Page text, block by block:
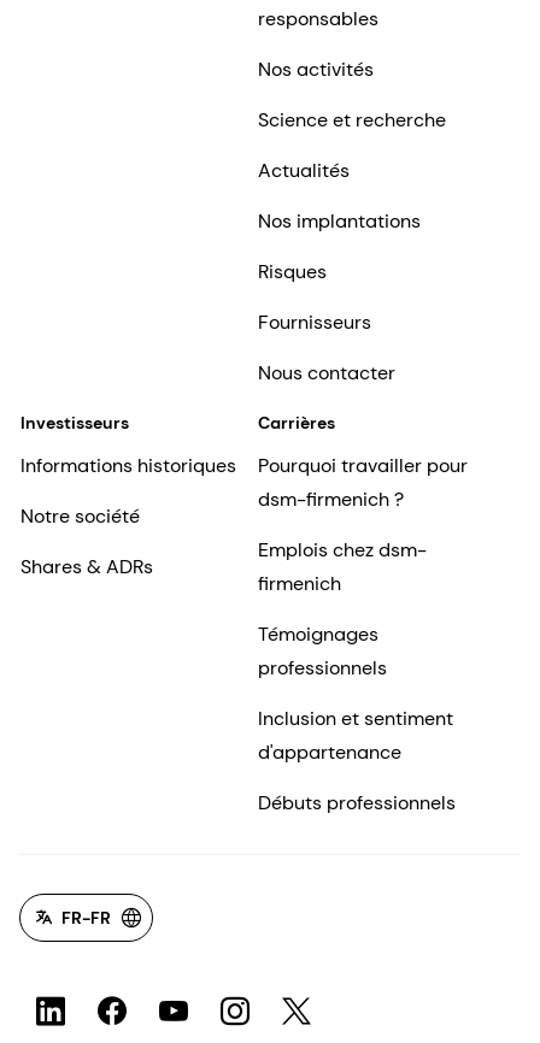
responsables
Nos activités
Science et recherche
Actualités
Nos implantations
Risques
Fournisseurs
Nous contacter
Investisseurs
Informations historiques
Notre société
Shares & ADRs
Carrières
Pourquoi travailler pour
dsm-firmenich ?
Emplois chez dsm-
firmenich
Témoignages
professionnels
Inclusion et sentiment
d'appartenance
Débuts professionnels
FR-FR